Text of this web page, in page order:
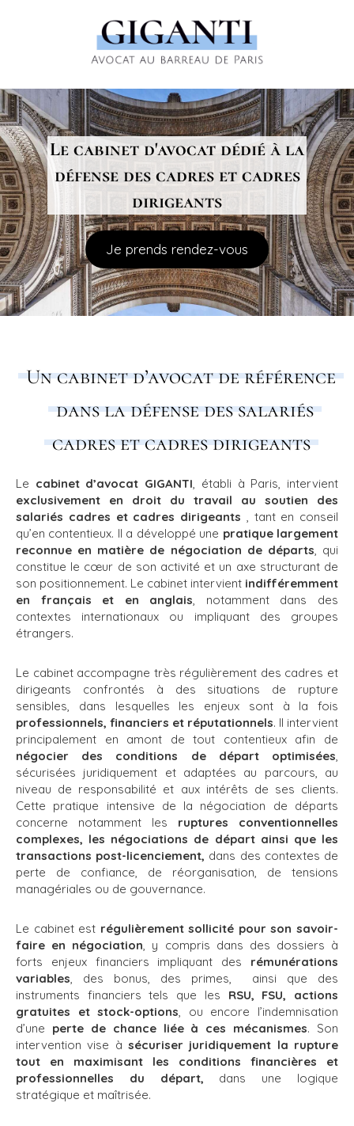
Le cabinet d'avocat dédié à la
défense des cadres et cadres
dirigeants
Je prends rendez-vous
Un cabinet d’avocat de référence
dans la défense des salariés
cadres et cadres dirigeants
Le cabinet d’avocat GIGANTI, établi à Paris, intervient
exclusivement en droit du travail au soutien des
salariés cadres et cadres dirigeants , tant en conseil
qu’en contentieux. Il a développé une pratique largement
reconnue en matière de négociation de départs, qui
constitue le cœur de son activité et un axe structurant de
son positionnement. Le cabinet intervient indifféremment
en français et en anglais, notamment dans des
contextes internationaux ou impliquant des groupes
étrangers.
Le cabinet accompagne très régulièrement des cadres et
dirigeants confrontés à des situations de rupture
sensibles, dans lesquelles les enjeux sont à la fois
professionnels, financiers et réputationnels. Il intervient
principalement en amont de tout contentieux afin de
négocier des conditions de départ optimisées,
sécurisées juridiquement et adaptées au parcours, au
niveau de responsabilité et aux intérêts de ses clients.
Cette pratique intensive de la négociation de départs
concerne notamment les ruptures conventionnelles
complexes, les négociations de départ ainsi que les
transactions post-licenciement, dans des contextes de
perte de confiance, de réorganisation, de tensions
managériales ou de gouvernance.
Le cabinet est régulièrement sollicité pour son savoir-
faire en négociation, y compris dans des dossiers à
forts enjeux financiers impliquant des rémunérations
variables, des bonus, des primes, ainsi que des
instruments financiers tels que les RSU, FSU, actions
gratuites et stock-options, ou encore l’indemnisation
d’une perte de chance liée à ces mécanismes. Son
intervention vise à sécuriser juridiquement la rupture
tout en maximisant les conditions financières et
professionnelles du départ, dans une logique
stratégique et maîtrisée.